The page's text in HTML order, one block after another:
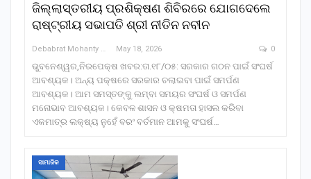
ଜିଲ୍ଲାସ୍ତରୀୟ ପ୍ରଶିକ୍ଷଣ ଶିବିରରେ ଯୋଗଦେଲେ
ରାଷ୍ଟ୍ରୀୟ ସଭାପତି ଶ୍ରୀ ନୀତିନ ନବୀନ
Debabrat Mohanty May 18, 2026 0
ଭୁବନେଶ୍ୱର,ନିରପେକ୍ଷ ଖବର:ତା.୧୮/୦୫: ସରକାର ଗଠନ ପାଇଁ ସଂଘର୍ଷ
ଆବଶ୍ୟକ। ଅନ୍ୟ ପକ୍ଷରେ ସରକାର ଚଲାଇବା ପାଇଁ ସମର୍ପଣ
ଆବଶ୍ୟକ। ଆମ ସମସ୍ତଙ୍କୁ ଲମ୍ବା ସମୟର ସଂଘର୍ଷ ଓ ସମର୍ପଣ
ମନୋଭାବ ଆବଶ୍ୟକ। କେବଳ ଶାସନ ଓ କ୍ଷମତା ହାସଲ କରିବା
ଏକମାତ୍ର ଲକ୍ଷ୍ୟ ନୁହେଁ ବରଂ ବର୍ତମାନ ଆମକୁ ସଂଘର୍ଷ…
ସାମାଜିକ